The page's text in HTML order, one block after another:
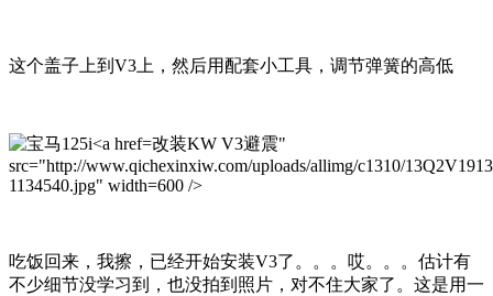
这个盖子上到V3上，然后用配套小工具，调节弹簧的高低
改装KW V3避震"
src="http://www.qichexinxiw.com/uploads/allimg/c1310/
1134540.jpg" width=600 />
吃饭回来，我擦，已经开始安装V3了。。。哎。。。估计有
不少细节没学习到，也没拍到照片，对不住大家了。这是用一